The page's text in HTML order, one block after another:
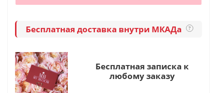
Бесплатная доставка внутри МКАДа ?
Бесплатная записка к
любому заказу